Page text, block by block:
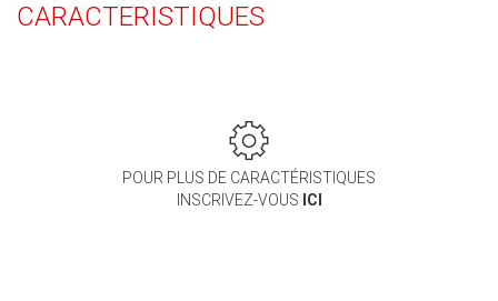
CARACTERISTIQUES
POUR PLUS DE CARACTÉRISTIQUES
INSCRIVEZ-VOUS ICI